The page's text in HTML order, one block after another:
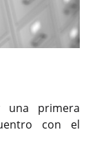
una primera
con el